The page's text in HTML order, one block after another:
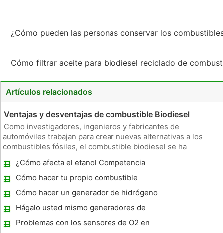
¿Cómo pueden las personas conservar los
Cómo filtrar aceite para biodiesel reciclado de
Artículos relacionados
Ventajas y desventajas de combustible Biodiesel
Como investigadores, ingenieros y fabricantes de
automóviles trabajan para crear nuevas alternativas a los
combustibles fósiles, el combustible biodiesel se ha
en el futuro cercano. El biodiesel proviene de aceites
vegetales o animales, y o
¿Cómo afecta el etanol Competencia
Engine?
Cómo hacer tu propio combustible
biodiesel a partir de ingredientes comunes
Cómo hacer un generador de hidrógeno
electrolizador
Hágalo usted mismo generadores de
hidrógeno para automóviles
Problemas con los sensores de O2 en